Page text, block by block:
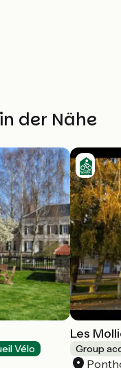
der Nähe
Vélo
Les
Group